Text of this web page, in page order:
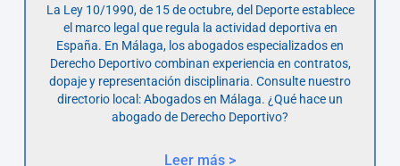
La Ley 10/1990, de 15 de octubre, del Deporte establece
el marco legal que regula la actividad deportiva en
España. En Málaga, los abogados especializados en
Derecho Deportivo combinan experiencia en contratos,
dopaje y representación disciplinaria. Consulte nuestro
directorio local: Abogados en Málaga. ¿Qué hace un
abogado de Derecho Deportivo?
Leer más >